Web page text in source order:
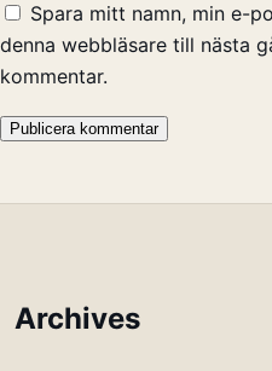
Spara mitt namn, min e-
denna webbläsare till nästa
kommentar.
Archives